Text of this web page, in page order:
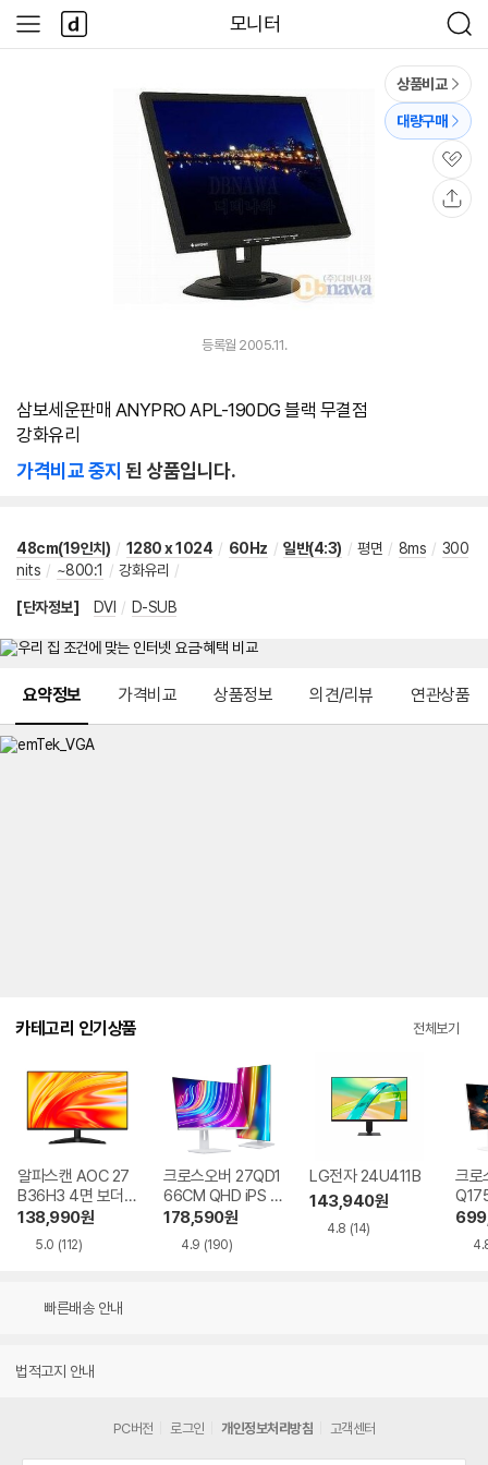
모니터
검
색
사
이
다
나
와
상품비교
대량구매
관
심
등록월 2005.11.
삼보세운판매 ANYPRO APL-190DG 블랙 무결점
강화유리
가격비교 중지 된 상품입니다.
48cm(19인치) / 1280 x 1024 / 60Hz / 일반(4:3) / 평면 / 8ms / 300
nits / ~800:1 / 강화유리 /
[단자정보] DVI / D-SUB
요약정보 가격비교 상품정보 의견/리뷰 연관상품
카테고리 인기상품 전체보기
알파스캔 AOC 27
B36H3 4면 보더리
스 IPS 120 시력보
호 무결점
138,990원
5.0 (112)
크로스오버 27QD1
66CM QHD iPS U
SB-C 화이트 Ai 멀
티스탠드
178,590원
4.9 (190)
LG전자 24U411B
143,940원
4.8 (14)
크로
Ai
빠른배송 안내
법적고지 안내
PC버전 로그인 개인정보처리방침 고객센터